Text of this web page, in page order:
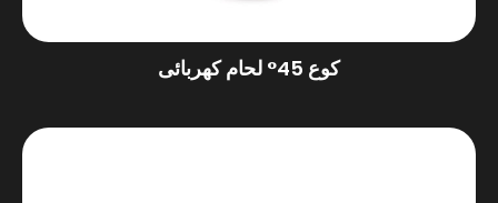
كوع 45° لحام كهربائى